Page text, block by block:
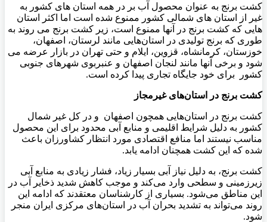
کشت برنج به عنوان محصول آب بر در همه استان های کشور به
غیر از استان های شمالی کشور ممنوع شده است اما اکثر استان
هایی که کشت برنج در آنها ممنوع است، زیر کشت برنج می روند به
طوری که برنج تولیدی در استان‌هایی مانند لرستان، اصفهان،
خوزستان، کرمانشاه، قزوین، ایلام و حتی تهران در بازار عرضه می
شود و برخی آنها مانند لنجان اصفهان و عنبربوی شهرهای جنوبی
کشور برای خود جایگاه تجاری پیدا کرده است.
کشت برنج در استان‌های غیرمجاز
کشت برنج در استان‌هایی همچون اصفهان و در کل غیر شمال
کشور به دلیل شرایط اقلیمی و منابع آبی محدود برای این محصول
مناسب نیستند اما منافع اقتصادی مورد انتظار کشاورزان باعث
شده که این کشت همچنان ادامه یابد.
کشت برنج، به دلیل نیاز آبی بسیار زیاد، فشار زیادی به منابع آبی
زیرزمینی و سطحی وارد می‌کند و موجب کاهش شدید ذخایر آب در
این مناطق می‌شود. بسیاری از کارشناسان معتقدند که ادامه این
روند می‌تواند به تشدید بحران آب در استان‌های مرکزی ایران منجر
شود.